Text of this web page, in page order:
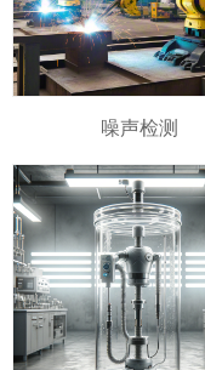
噪声检测